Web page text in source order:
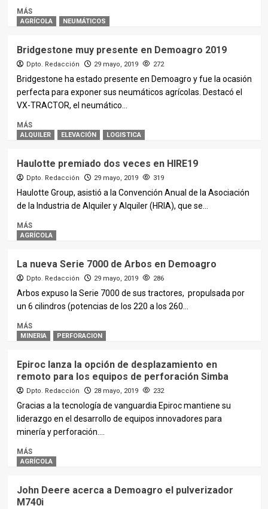
MÁS
AGRÍCOLA NEUMÁTICOS
Bridgestone muy presente en Demoagro 2019
Dpto. Redacción 29 mayo, 2019 272
Bridgestone ha estado presente en Demoagro y fue la ocasión
perfecta para exponer sus neumáticos agrícolas. Destacó el
VX-TRACTOR, el neumático...
MÁS
ALQUILER ELEVACIÓN LOGISTICA
Haulotte premiado dos veces en HIRE19
Dpto. Redacción 29 mayo, 2019 319
Haulotte Group, asistió a la Convención Anual de la Asociación
de la Industria de Alquiler y Alquiler (HRIA), que se...
MÁS
AGRÍCOLA
La nueva Serie 7000 de Arbos en Demoagro
Dpto. Redacción 29 mayo, 2019 286
Arbos expuso la Serie 7000 de sus tractores, propulsada por
un 6 cilindros (potencias de los 220 a los 260...
MÁS
MINERIA PERFORACION
Epiroc lanza la opción de desplazamiento en
remoto para los equipos de perforación Simba
Dpto. Redacción 28 mayo, 2019 232
Gracias a la tecnología de vanguardia Epiroc mantiene su
liderazgo en el desarrollo de equipos innovadores para
minería y perforación....
MÁS
AGRÍCOLA
John Deere acerca a Demoagro el pulverizador
M740i